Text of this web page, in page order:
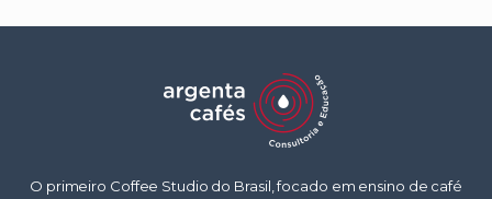
O primeiro Coffee Studio do Brasil, focado em ensino de café